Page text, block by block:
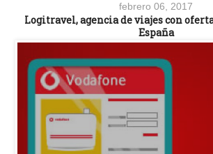
febrero 06, 2017
Logitravel, agencia de viajes con
España